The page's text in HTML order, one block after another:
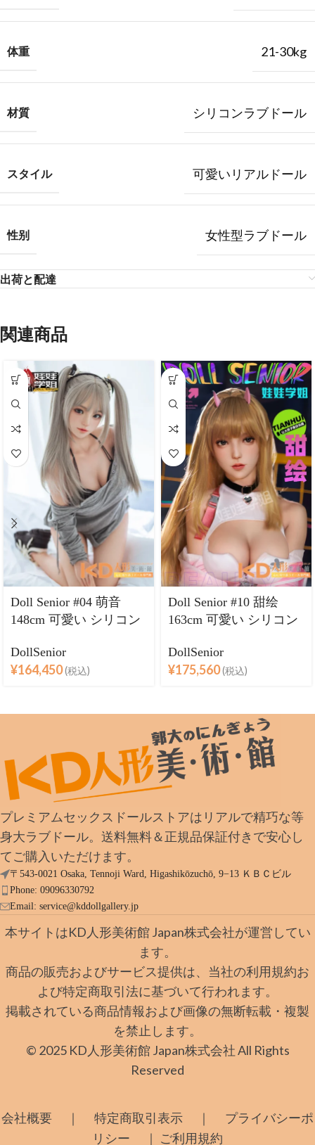
体重 21-30kg
材質 シリコンラブドール
スタイル 可愛いリアルドール
性别 女性型ラブドール
出荷と配達
関連商品
Doll Senior #04 萌音
148cm 可愛い シリコン
ブドール良乳
DollSenior
¥164,450(税込)
Doll Senior #10 甜绘
163cm 可愛い シリコン
ブドール巨乳
DollSenior
¥175,560(税込)
プレミアムセックスドールストアはリアルで精巧な等
身大ラブドール。送料無料＆正規品保証付きで安心し
てご購入いただけます。
〒543-0021 Osaka, Tennoji Ward, Higashikōzuchō, 9−13 ＫＢＣビル
Phone: 09096330792
Email: service@kddollgallery.jp
本サイトはKD人形美術館 Japan株式会社が運営してい
ます。
商品の販売およびサービス提供は、当社の利用規約お
よび特定商取引法に基づいて行われます。
掲載されている商品情報および画像の無断転載・複製
を禁止します。
© 2025 KD人形美術館 Japan株式会社 All Rights
Reserved
会社概要 ｜ 特定商取引表示 ｜ プライバシーポ
リシー ｜ ご利用規約